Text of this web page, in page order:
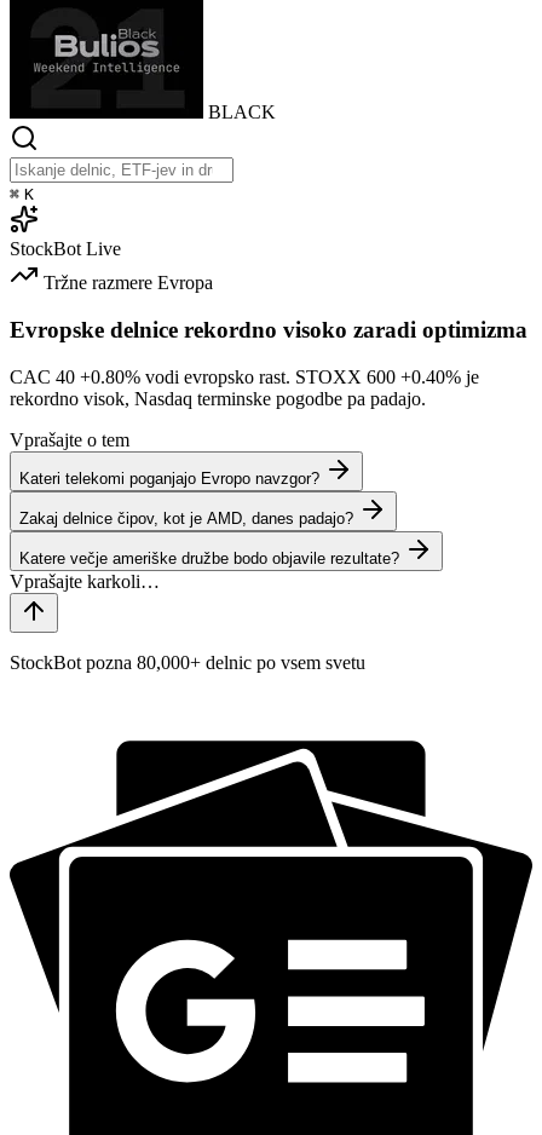
BLACK
⌘ K
StockBot Live
Tržne razmere Evropa
Evropske delnice rekordno visoko zaradi optimizma
CAC 40 +0.80% vodi evropsko rast. STOXX 600 +0.40% je
rekordno visok, Nasdaq terminske pogodbe pa padajo.
Vprašajte o tem
Kateri telekomi poganjajo Evropo navzgor?
Zakaj delnice čipov, kot je AMD, danes padajo?
Katere večje ameriške družbe bodo objavile rezultate?
StockBot pozna 80,000+ delnic po vsem svetu